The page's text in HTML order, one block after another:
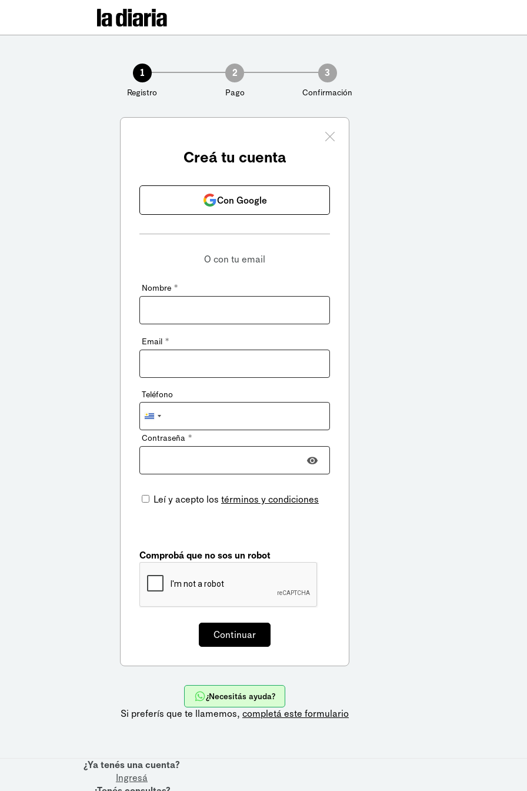
1
Registro
2
Pago
3
Confirmación
Creá tu cuenta
Con Google
O con tu email
Nombre *
Email *
Teléfono
Uruguay
+598
Contraseña *
Leí y acepto los términos y condiciones
Comprobá que no sos un robot
¿Necesitás ayuda?
Si preferís que te llamemos, completá este formulario
¿Ya tenés una cuenta?
Ingresá